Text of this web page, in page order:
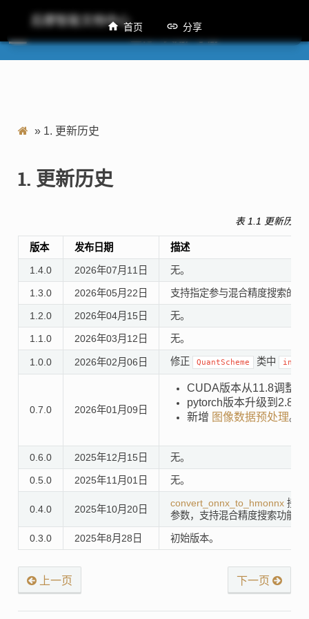
后摩智能文档中心
M50量化工具用户手册
» 1. 更新历史
1. 更新历史
表 1.1 更新历史
版本 发布日期 描述
1.4.0 2026年07月11日 无。
1.3.0 2026年05月22日 支持指定参与混合精度搜索的
1.2.0 2026年04月15日 无。
1.1.0 2026年03月12日 无。
1.0.0 2026年02月06日 修正 QuantScheme 类中
0.7.0 2026年01月09日
CUDA版本从11.8调整
pytorch版本升级到2.8.0
新增 图像数据预处理。
0.6.0 2025年12月15日 无。
0.5.0 2025年11月01日 无。
0.4.0 2025年10月20日
convert_onnx_to_hmonnx接口
参数，支持混合精度搜索功能。
0.3.0 2025年8月28日 初始版本。
上一页 下一页
首页 分享